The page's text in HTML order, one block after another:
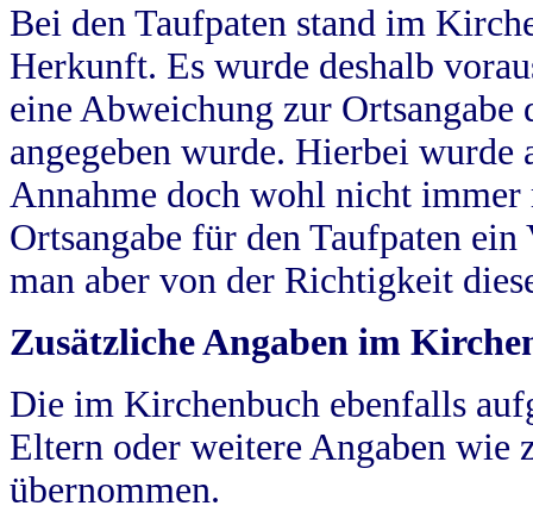
Bei den Taufpaten stand im
Herkunft. Es wurde deshalb
eine Abweichung zur
angegeben wurde. Hierbei wurde
Annahme doch wohl nicht
Ortsangabe für den Taufpaten
man aber von der Richtigkeit
Zusätzliche Angaben im
Die im Kirchenbuch ebenfalls
Eltern oder weitere Angaben wie
übernommen.